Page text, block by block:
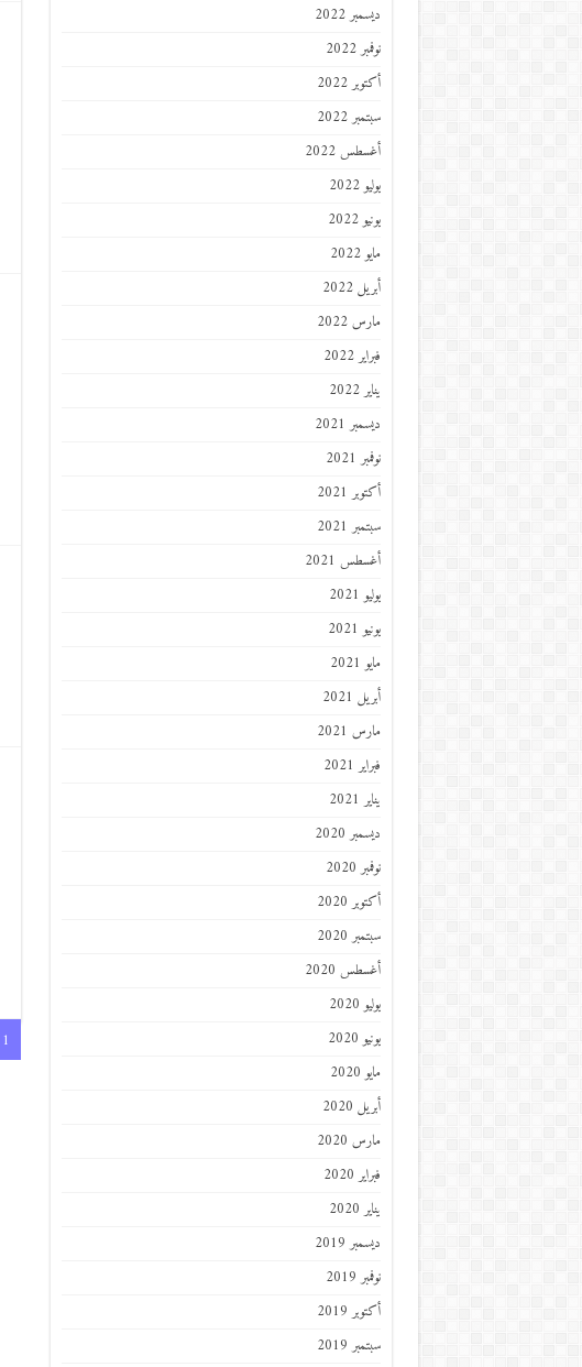
1
ديسمبر 2022
نوفمبر 2022
أكتوبر 2022
سبتمبر 2022
أغسطس 2022
يوليو 2022
يونيو 2022
مايو 2022
أبريل 2022
مارس 2022
فبراير 2022
يناير 2022
ديسمبر 2021
نوفمبر 2021
أكتوبر 2021
سبتمبر 2021
أغسطس 2021
يوليو 2021
يونيو 2021
مايو 2021
أبريل 2021
مارس 2021
فبراير 2021
يناير 2021
ديسمبر 2020
نوفمبر 2020
أكتوبر 2020
سبتمبر 2020
أغسطس 2020
يوليو 2020
يونيو 2020
مايو 2020
أبريل 2020
مارس 2020
فبراير 2020
يناير 2020
ديسمبر 2019
نوفمبر 2019
أكتوبر 2019
سبتمبر 2019